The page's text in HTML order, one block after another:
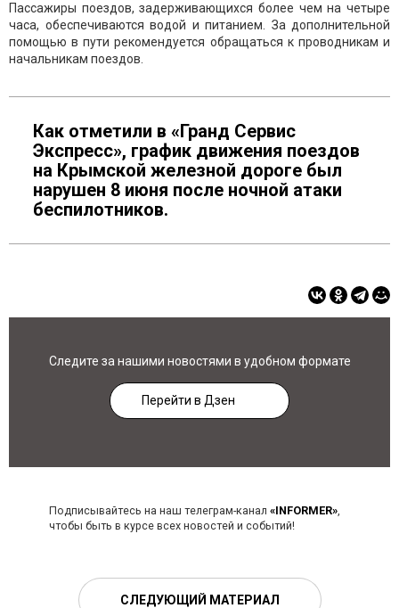
Пассажиры поездов, задерживающихся более чем на четыре
часа, обеспечиваются водой и питанием. За дополнительной
помощью в пути рекомендуется обращаться к проводникам и
начальникам поездов.
Как отметили в «Гранд Сервис
Экспресс», график движения поездов
на Крымской железной дороге был
нарушен 8 июня после ночной атаки
беспилотников.
Следите за нашими новостями в удобном формате
Перейти в Дзен
Подписывайтесь на наш телеграм-канал «INFORMER»,
чтобы быть в курсе всех новостей и событий!
СЛЕДУЮЩИЙ МАТЕРИАЛ